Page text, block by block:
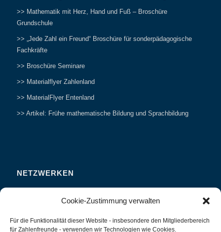
Cookie-Zustimmung verwalten
Für die Funktionalität dieser Website - insbesondere den Mitgliederbereich
für Zahlenfreunde - verwenden wir Technologien wie Cookies.
>> Mathematik mit Herz, Hand und Fuß – Broschüre
Grundschule
>> „Jede Zahl ein Freund“ Broschüre für sonderpädagogische
Fachkräfte
>> Broschüre Seminare
>> Materialflyer Zahlenland
>> MaterialFlyer Entenland
>> Artikel: Frühe mathematische Bildung und Sprachbildung
NETZWERKEN
Studieren